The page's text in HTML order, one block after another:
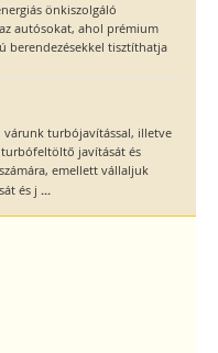
önkiszolgáló
autósokat, ahol prémium
berendezésekkel tisztíthatja
várunk turbójavítással, illetve
javítását és
emellett vállaljuk
és j ...